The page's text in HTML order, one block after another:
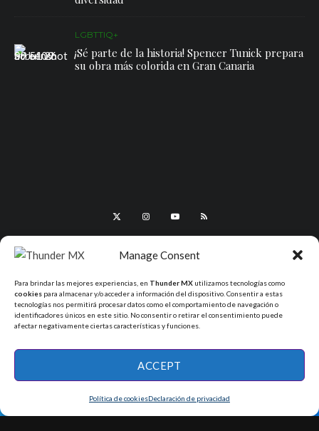
Manage Consent
Para brindar las mejores experiencias, en Thunder MX utilizamos tecnologías como
cookies para almacenar y/o acceder a información del dispositivo. Consentir a estas
tecnologías nos permitirá procesar datos como el comportamiento de navegación o
identificadores únicos en este sitio. No consentir o retirar el consentimiento puede
afectar negativamente ciertas características y funciones.
ACCEPT
Política de cookiesDeclaración de privacidad
LGBTTIQ+
¡Sé parte de la historia! Spencer Tunick prepara
su obra más colorida en Gran Canaria